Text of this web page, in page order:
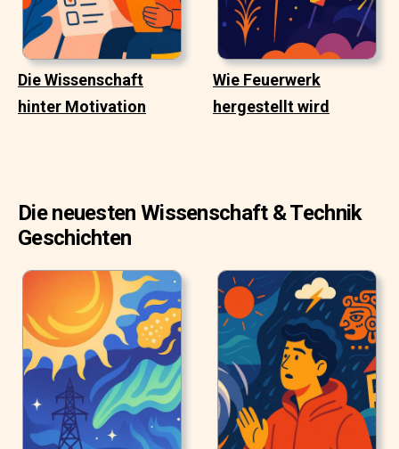
Die Wissenschaft
hinter Motivation
Wie Feuerwerk
hergestellt wird
Die neuesten Wissenschaft & Technik
Geschichten